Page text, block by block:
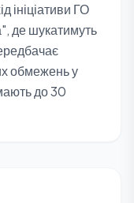
ініціативи ГО
де шукатимуть
обмежень у
до 30